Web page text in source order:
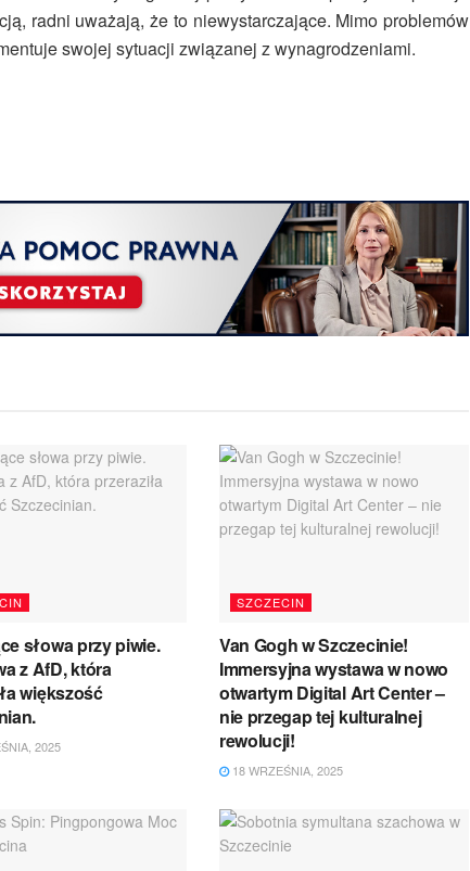
radni uważają, że to niewystarczające. Mimo problemów
swojej sytuacji związanej z wynagrodzeniami.
słowa przy piwie.
z AfD, która
większość
2025
SZCZECIN
Van Gogh w Szczecinie!
Immersyjna wystawa w nowo
otwartym Digital Art Center –
nie przegap tej kulturalnej
rewolucji!
18 WRZEŚNIA, 2025